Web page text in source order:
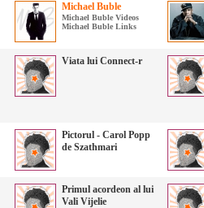
Michael Buble
Michael Buble Videos
Michael Buble Links
Viata lui Connect-r
Pictorul - Carol Popp
de Szathmari
Primul acordeon al lui
Vali Vijelie